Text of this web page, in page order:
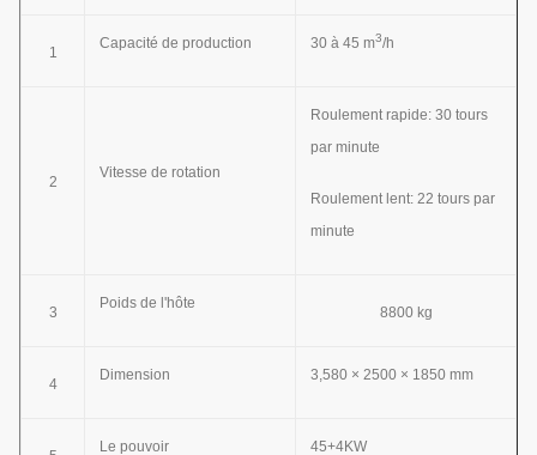
1
Capacité de production 30 à 45 m3/h
2
Vitesse de rotation
Roulement rapide: 30 tours
par minute
Roulement lent: 22 tours par
minute
3
Poids de l'hôte
8800 kg
4
Dimension 3,580 × 2500 × 1850 mm
Le pouvoir 45+4KW